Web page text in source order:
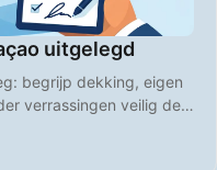
uitgelegd
begrijp dekking, eigen
verrassingen veilig de